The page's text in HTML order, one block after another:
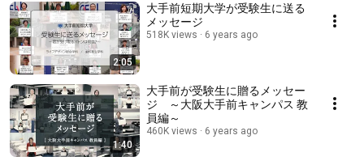
2:05
大手前短期大学が受験生に送る
メッセージ
518K views 6 years ago
1:40
大手前が受験生に贈るメッセー
ジ ～大阪大手前キャンパス 教
員編～
460K views 6 years ago